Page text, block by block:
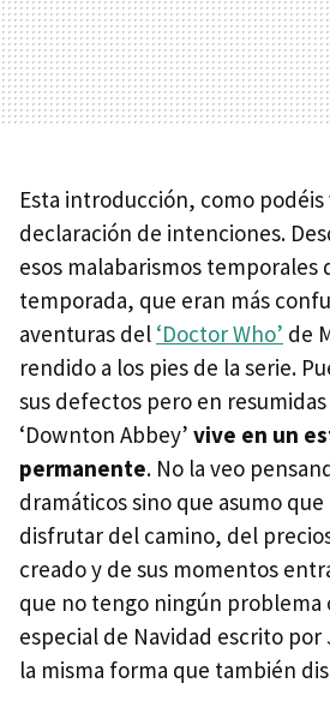
Esta introducción, como podéis
declaración de intenciones.
esos malabarismos temporales
temporada, que eran más
aventuras del ‘Doctor Who’ de
rendido a los pies de la serie.
sus defectos pero en
‘Downton Abbey’ vive en un
permanente. No la veo
dramáticos sino que asumo
disfrutar del camino, del
creado y de sus momentos
que no tengo ningún problema
especial de Navidad escrito por
la misma forma que también